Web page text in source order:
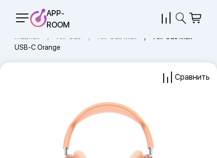
APP-
ROOM
Главная AirPods AirPods Max
AirPods Max
USB-C Orange
Сравнить